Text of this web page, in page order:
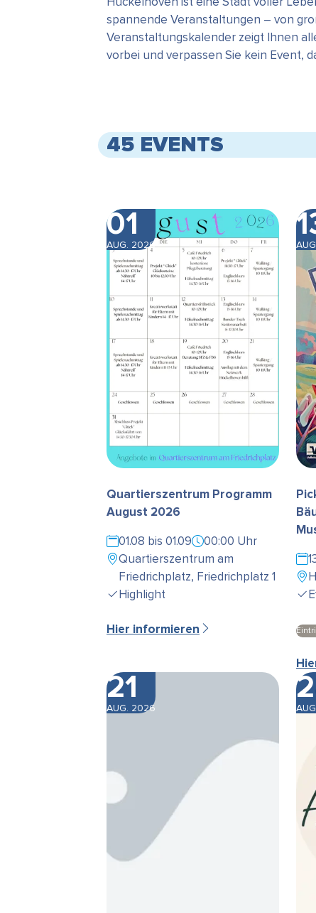
spannende Veranstaltungen – von
Veranstaltungskalender zeigt Ihnen
vorbei und verpassen Sie kein Event,
45 EVENTS
01
AUG. 2026
Quartierszentrum Programm
August 2026
01.08 bis 01.09
00:00 Uhr
Quartierszentrum am
Friedrichplatz, Friedrichplatz 1
Highlight
Hier informieren
21
AUG. 2026